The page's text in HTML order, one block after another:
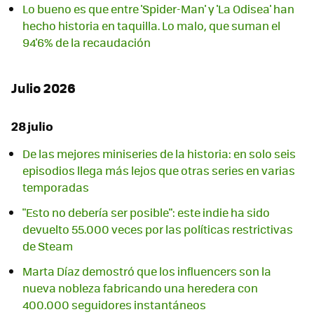
Lo bueno es que entre 'Spider-Man' y 'La Odisea' han
hecho historia en taquilla. Lo malo, que suman el
94'6% de la recaudación
Julio 2026
28 julio
De las mejores miniseries de la historia: en solo seis
episodios llega más lejos que otras series en varias
temporadas
"Esto no debería ser posible": este indie ha sido
devuelto 55.000 veces por las políticas restrictivas
de Steam
Marta Díaz demostró que los influencers son la
nueva nobleza fabricando una heredera con
400.000 seguidores instantáneos